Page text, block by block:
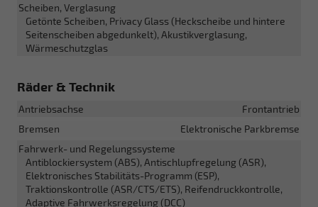
Scheiben, Verglasung
Getönte Scheiben, Privacy Glass (Heckscheibe und hintere
Seitenscheiben abgedunkelt), Akustikverglasung,
Wärmeschutzglas
Räder & Technik
Antriebsachse
Frontantrieb
Bremsen
Elektronische Parkbremse
Fahrwerk- und Regelungssysteme
Antiblockiersystem (ABS), Antischlupfregelung (ASR),
Elektronisches Stabilitäts-Programm (ESP),
Traktionskontrolle (ASR/CTS/ETS), Reifendruckkontrolle,
Adaptive Fahrwerksregelung (DCC)